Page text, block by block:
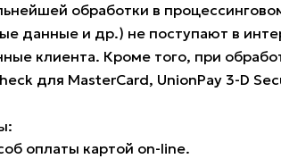
обработки в
данные и др.) не поступают в
клиента. Кроме того, при
для MasterCard, UnionPay 3-D
оплаты картой on-line.